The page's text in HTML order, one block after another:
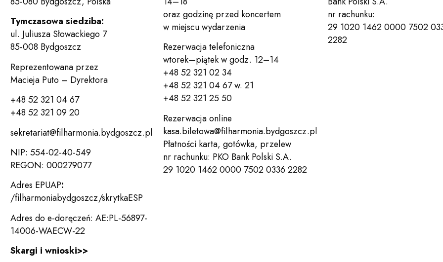
Kontakt
Tymczasowa siedziba:
ul. Juliusza Słowackiego 7
85-008 Bydgoszcz
Reprezentowana przez
Macieja Puto – Dyrektora
+48 52 321 04 67
+48 52 321 09 20
sekretariat@filharmonia.bydgoszcz.pl
NIP: 554-02-40-549
REGON: 000279077
Adres EPUAP:
/filharmoniabydgoszcz/skrytkaESP
Adres do e-doręczeń: AE:PL-56897-
14006-WAECW-22
Skargi i wnioski>>
oraz godzinę przed koncertem
w miejscu wydarzenia
Rezerwacja telefoniczna
wtorek—piątek w godz. 12–14
+48 52 321 02 34
+48 52 321 04 67 w. 21
+48 52 321 25 50
Rezerwacja online
kasa.biletowa@filharmonia.bydgoszcz.pl
Płatności karta, gotówka, przelew
nr rachunku: PKO Bank Polski S.A.
29 1020 1462 0000 7502 0336 2282
nr rachunku:
29 1020 1462 0000 7502
2282